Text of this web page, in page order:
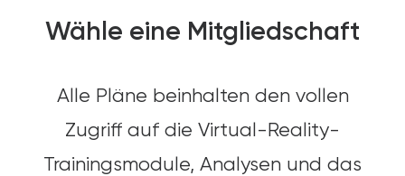
Wähle eine Mitgliedschaft
Alle Pläne beinhalten den vollen
Zugriff auf die Virtual-Reality-
Trainingsmodule, Analysen und das